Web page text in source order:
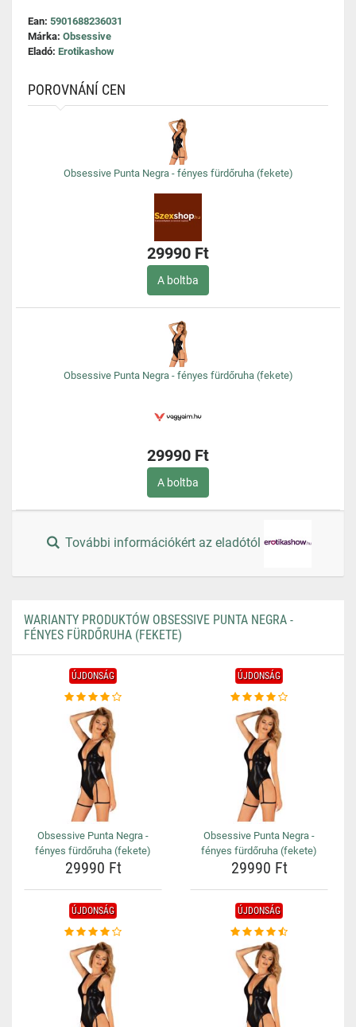
Ean: 5901688236031
Márka: Obsessive
Eladó: Erotikashow
POROVNÁNÍ CEN
Obsessive Punta Negra - fényes fürdőruha (fekete)
29990 Ft
A boltba
Obsessive Punta Negra - fényes fürdőruha (fekete)
29990 Ft
A boltba
További információkért az eladótól
WARIANTY PRODUKTÓW OBSESSIVE PUNTA NEGRA -
FÉNYES FÜRDŐRUHA (FEKETE)
ÚJDONSÁG
Obsessive Punta Negra -
fényes fürdőruha (fekete)
29990 Ft
ÚJDONSÁG
Obsessive Punta Negra -
fényes fürdőruha (fekete)
29990 Ft
ÚJDONSÁG ÚJDONSÁG